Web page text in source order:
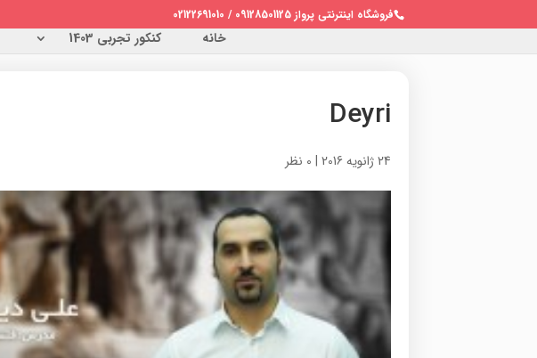
فروشگاه اینترنتی پرواز 09128501125 / 02122691010
خانه کنکور تجربی 1403
Deyri
24 ژانویه 2016 | 0 نظر